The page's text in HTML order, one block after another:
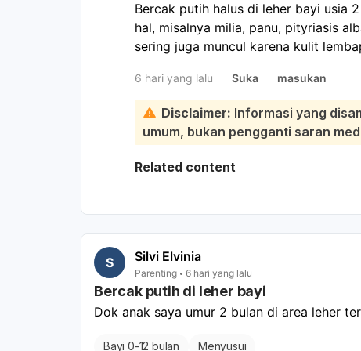
Bercak putih halus di leher bayi usia
hal, misalnya milia, panu, pityriasis
sering juga muncul karena kulit
penyebabnya:
Sementara ini, jaga area leher bayi
dengan air hangat, lalu keringkan
minum susu. Hindari menggosok
sembarangan tanpa anjuran dokter.
6 hari yang lalu Suka masukan
Disclaimer: Informasi yang
umum, bukan pengganti saran
Related content
S Silvi Elvinia
Parenting 6 hari yang lalu
Bercak putih di leher bayi
Dok anak saya umur 2 bulan di area leher
Bayi 0-12 bulan Menyusui